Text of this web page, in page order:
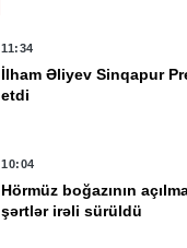
11:34
İlham Əliyev Sinqapur
etdi
10:04
Hörmüz boğazının
şərtlər irəli sürüldü